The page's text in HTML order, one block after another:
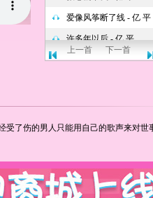
上一首 下一首
受了伤的男人只能用自己的歌声来对世